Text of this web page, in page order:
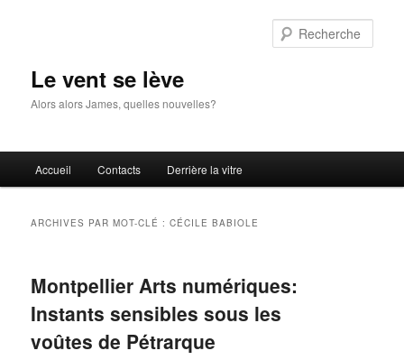
Le vent se lève
Alors alors James, quelles nouvelles?
principal
Accueil Contacts Derrière la vitre
ARCHIVES PAR MOT-CLÉ :CÉCILE BABIOLE
Montpellier Arts numériques:
Instants sensibles sous les
voûtes de Pétrarque